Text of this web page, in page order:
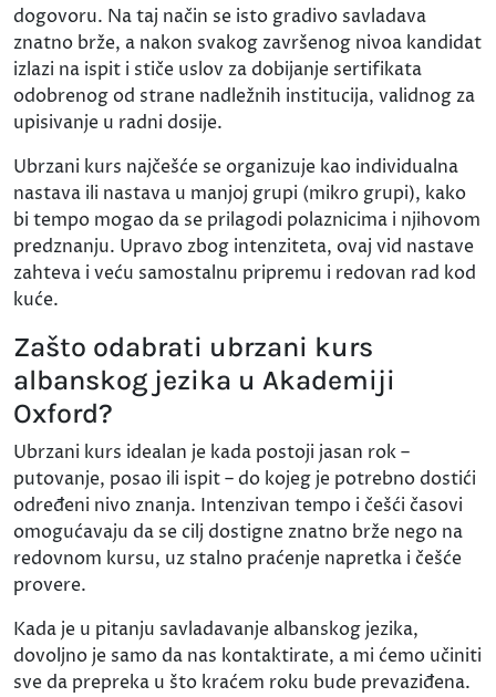
dogovoru. Na taj način se isto gradivo savladava
znatno brže, a nakon svakog završenog nivoa kandidat
izlazi na ispit i stiče uslov za dobijanje sertifikata
odobrenog od strane nadležnih institucija, validnog za
upisivanje u radni dosije.
Ubrzani kurs najčešće se organizuje kao individualna
nastava ili nastava u manjoj grupi (mikro grupi), kako
bi tempo mogao da se prilagodi polaznicima i njihovom
predznanju. Upravo zbog intenziteta, ovaj vid nastave
zahteva i veću samostalnu pripremu i redovan rad kod
kuće.
Zašto odabrati ubrzani kurs
albanskog jezika u Akademiji
Oxford?
Ubrzani kurs idealan je kada postoji jasan rok –
putovanje, posao ili ispit – do kojeg je potrebno dostići
određeni nivo znanja. Intenzivan tempo i češći časovi
omogućavaju da se cilj dostigne znatno brže nego na
redovnom kursu, uz stalno praćenje napretka i češće
provere.
Kada je u pitanju savladavanje albanskog jezika,
dovoljno je samo da nas kontaktirate, a mi ćemo učiniti
sve da prepreka u što kraćem roku bude prevaziđena.